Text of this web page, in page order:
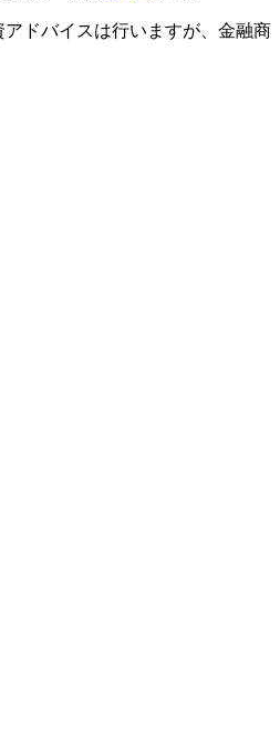
ドバイスは行いますが、金融商